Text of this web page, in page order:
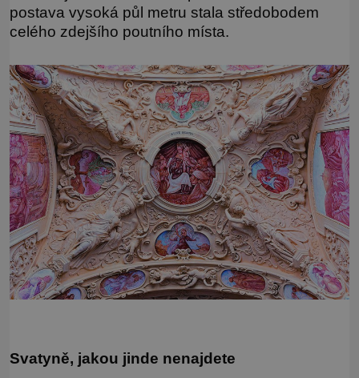
postava vysoká půl metru stala středobodem
celého zdejšího poutního místa.
Svatyně, jakou jinde nenajdete